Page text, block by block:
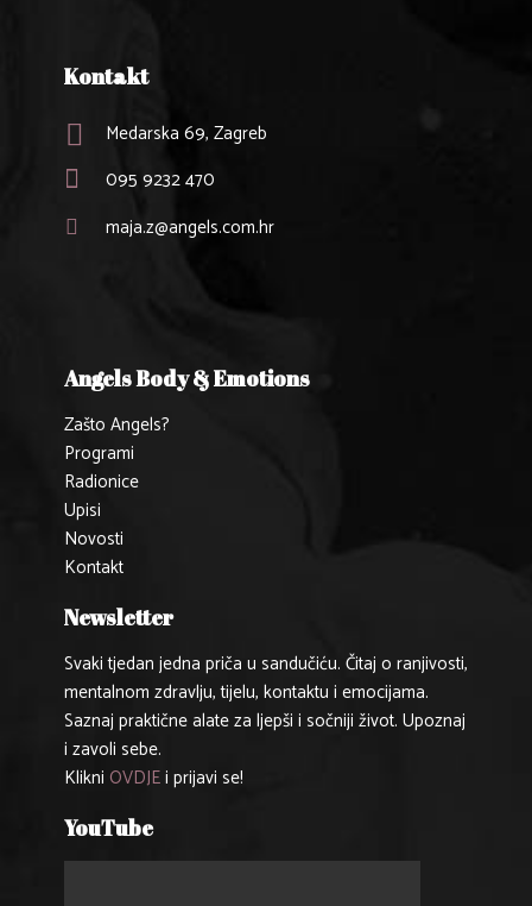
Kontakt
Medarska 69, Zagreb
095 9232 470
maja.z@angels.com.hr
Angels Body & Emotions
Zašto Angels?
Programi
Radionice
Upisi
Novosti
Kontakt
Newsletter
Svaki tjedan jedna priča u sandučiću. Čitaj o ranjivosti,
mentalnom zdravlju, tijelu, kontaktu i emocijama.
Saznaj praktične alate za ljepši i sočniji život. Upoznaj
i zavoli sebe.
Klikni OVDJEi prijavi se!
YouTube